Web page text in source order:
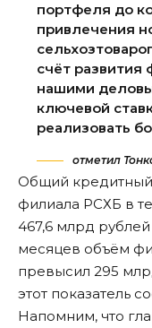
портфеля до
привлечения
счёт развития
нашими
ключевой
реализовать
отметил
Общий
филиала РСХБ в
467,6 млрд
месяцев объём
превысил 295
этот показатель
Напомним, что